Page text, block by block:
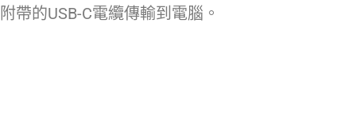
附帶的USB-C電纜傳輸到電腦。